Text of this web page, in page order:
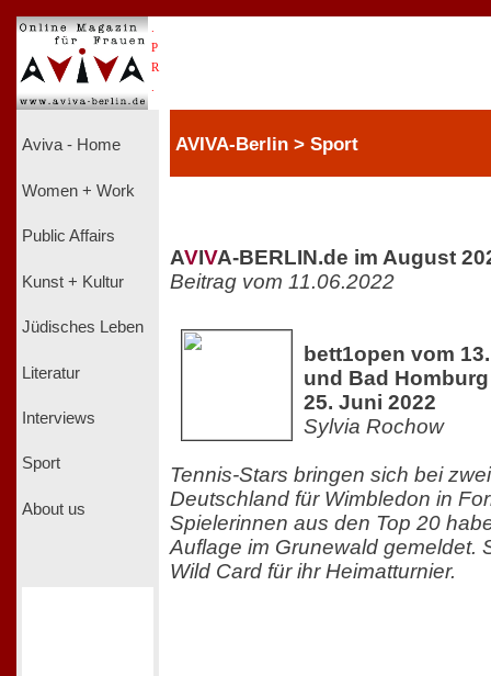
P
R
Aviva - Home
Women + Work
Public Affairs
Kunst + Kultur
Jüdisches Leben
Literatur
Interviews
Sport
About us
AVIVA-Berlin > Sport
AVIVA-BERLIN.de im August
Beitrag vom 11.06.2022
bett1open vom
und Bad
25. Juni 2022
Sylvia Rochow
Tennis-Stars bringen sich bei
Deutschland für Wimbledon in
Spielerinnen aus den Top 20
Auflage im Grunewald gemeldet.
Wild Card für ihr Heimatturnier.